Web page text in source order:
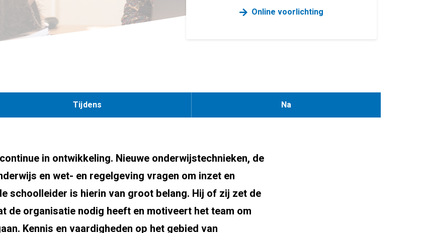
Online voorlichting
Tijdens Na
in ontwikkeling. Nieuwe onderwijstechnieken, de
en wet- en regelgeving vragen om inzet en
schoolleider is hierin van groot belang. Hij of zij zet de
de organisatie nodig heeft en motiveert het team om
Kennis en vaardigheden op het gebied van